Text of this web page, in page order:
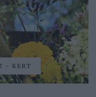
- KERT